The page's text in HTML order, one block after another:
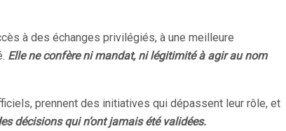
à des échanges privilégiés, à une meilleure
Elle ne confère ni mandat, ni légitimité à agir au nom
prennent des initiatives qui dépassent leur rôle, et
décisions qui n’ont jamais été validées.